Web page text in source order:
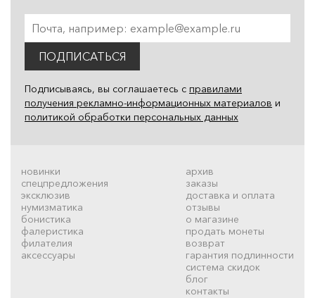
ПОДПИСАТЬСЯ
Подписываясь, вы соглашаетесь с правилами
получения рекламно-информационных материалов и
политикой обработки персональных данных
новинки
спецпредложения
эксклюзив
нумизматика
бонистика
фалеристика
филателия
аксессуары
архив
заказы
доставка и оплата
отзывы
о магазине
продать монеты
возврат
гарантия подлинности
система скидок
блог
контакты